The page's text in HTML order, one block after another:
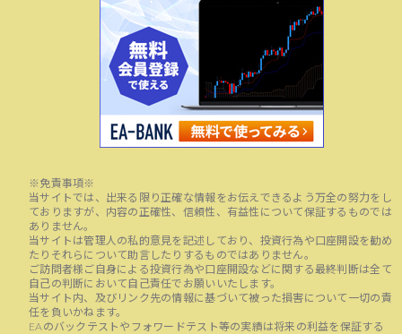
※免責事項※
当サイトでは、出来る限り正確な情報をお伝えできるよう万全の努力をし
ておりますが、内容の正確性、信頼性、有益性について保証するものでは
ありません。
当サイトは管理人の私的意見を記述しており、投資行為や口座開設を勧め
たりそれらについて助言したりするものではありません。
ご訪問者様ご自身による投資行為や口座開設などに関する最終判断は全て
自己の判断において自己責任でお願いいたします。
当サイト内、及びリンク先の情報に基づいて被った損害について一切の責
任を負いかねます。
EAのバックテストやフォワードテスト等の実績は将来の利益を保証する